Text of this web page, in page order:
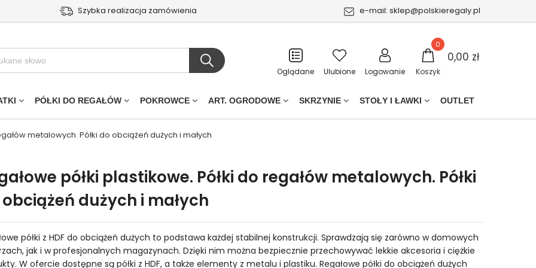
Szybka realizacja zamówienia e-mail: sklep@polskieregaly.pl
Oglądane Ulubione Logowanie Koszyk
0
0,00 zł
PÓŁKI DO REGAŁÓW POKROWCE ART. OGRODOWE SKRZYNIE STOŁY I ŁAWKI OUTLET
metalowych. Półki do obciążeń dużych i małych
półki plastikowe. Półki do regałów metalowych. Półki
dużych i małych
półki z HDF do obciążeń dużych to podstawa każdej stabilnej konstrukcji. Sprawdzają się zarówno w domowych
jak i w profesjonalnych magazynach. Dzięki nim można bezpiecznie przechowywać lekkie akcesoria i ciężkie
W ofercie dostępne są półki z HDF, a także elementy z metalu i plastiku. Regałowe półki do obciążeń dużych